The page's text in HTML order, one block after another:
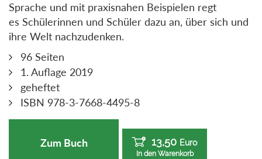
Sprache und mit praxisnahen Beispielen regt
es Schülerinnen und Schüler dazu an, über sich und
ihre Welt nachzudenken.
96 Seiten
1. Auflage 2019
geheftet
ISBN 978-3-7668-4495-8
Zum Buch 13,50 Euro
In den Warenkorb